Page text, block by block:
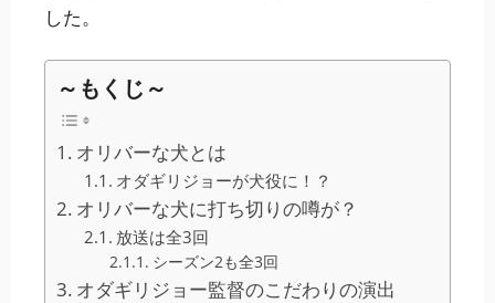
した。
～もくじ～
オリバーな犬とは
オダギリジョーが犬役に！？
オリバーな犬に打ち切りの噂が？
放送は全3回
シーズン2も全3回
オダギリジョー監督のこだわりの演出